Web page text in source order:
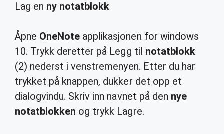
Lag en ny notatblokk
Åpne OneNote applikasjonen for windows
10. Trykk deretter på Legg til notatblokk
(2) nederst i venstremenyen. Etter du har
trykket på knappen, dukker det opp et
dialogvindu. Skriv inn navnet på den nye
notatblokken og trykk Lagre.